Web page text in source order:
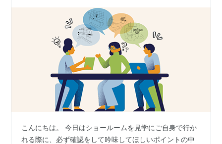
こんにちは。 今日はショールームを見学にご自身で行か
れる際に、必ず確認をして吟味してほしいポイントの中